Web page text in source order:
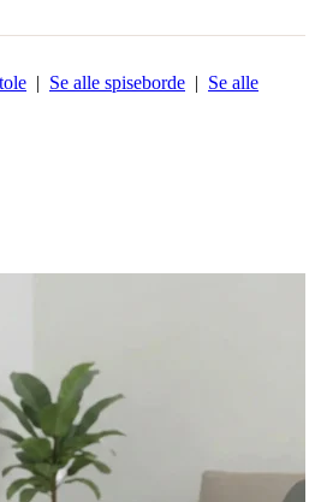
| Se alle spiseborde | Se alle